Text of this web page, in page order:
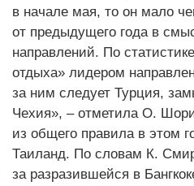
в начале мая, то он мало
от предыдущего года в
направлений. По
отдыха» лидером
за ним следует Турция,
Чехия», – отметила О.
из общего правила в этом
Таиланд. По словам К.
за разразившейся в